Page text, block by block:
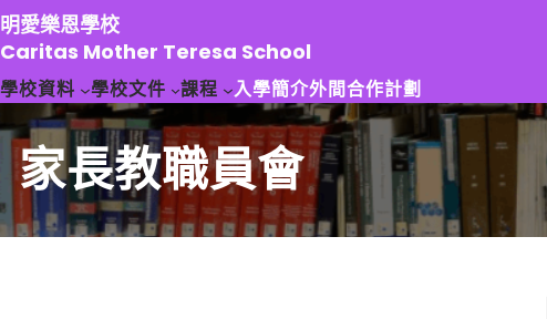
跳
至
主
要
容
明愛樂恩學校
Caritas Mother Teresa School
學校資料 學校文件 課程 入學簡介外間合作計劃
家長教職員會